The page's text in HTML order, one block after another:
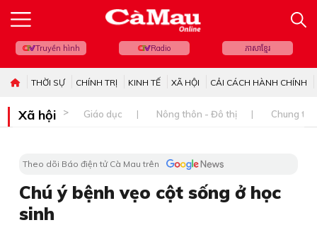
Truyền hình Radio ភាសាខ្មែរ
THỜI SỰ CHÍNH TRỊ KINH TẾ XÃ HỘI CẢI CÁCH HÀNH CHÍNH
Xã hội Giáo dục Nông thôn - Đô thị Chung
Theo dõi Báo điện tử Cà Mau trên
Chú ý bệnh vẹo cột sống ở học
sinh